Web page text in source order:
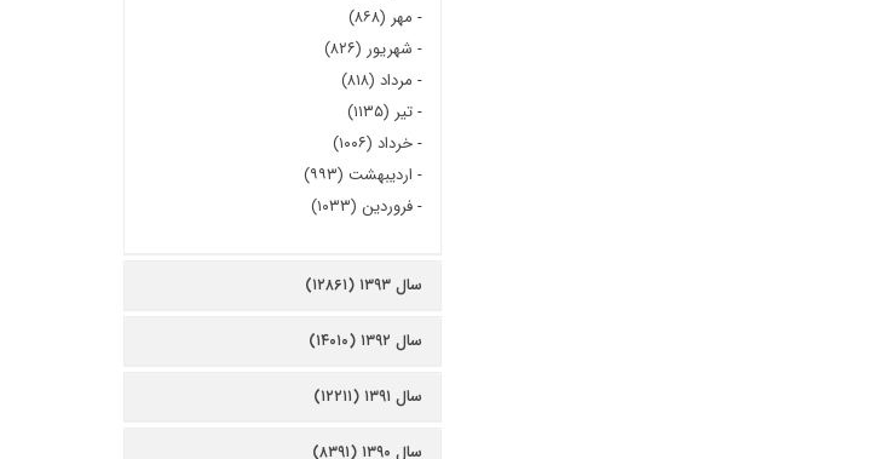
- مهر (۸۶۸)
- شهریور (۸۲۶)
- مرداد (۸۱۸)
-تیر (۱۱۳۵)
-خرداد (۱۰۰۶)
- اردیبهشت (۹۹۳)
-فروردین (۱۰۳۳)
سال ۱۳۹۳ (۱۲۸۶۱)
سال ۱۳۹۲ (۱۴۰۱۰)
سال ۱۳۹۱ (۱۲۲۱۱)
سال ۱۳۹۰ (۸۳۹۱)